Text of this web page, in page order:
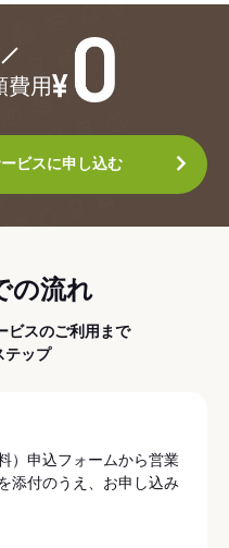
費用
ビスに申し込む
の流れ
ビスのご利用まで
テップ
）申込フォームから営業
添付のうえ、お申し込み